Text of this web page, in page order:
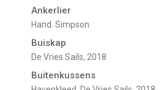
Ankerlier
Hand. Simpson
Buiskap
De Vries Sails, 2018
Buitenkussens